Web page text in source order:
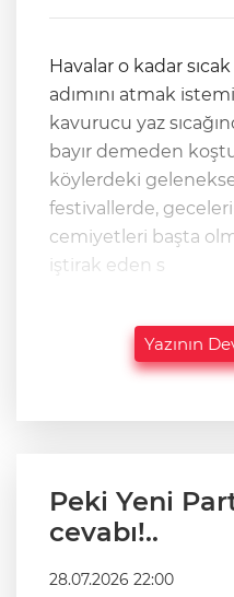
Havalar o kadar sıcak
adımını atmak istemiyor. O
kavurucu yaz
bayır demeden
köylerdeki
festivallerde,
cemiyetleri başta
iştirak eden s
Yazının
Peki Yeni
cevabı!..
28.07.2026 22:00